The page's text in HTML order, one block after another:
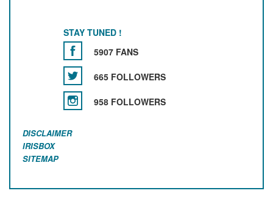
STAY TUNED !
5907 FANS
665 FOLLOWERS
958 FOLLOWERS
DISCLAIMER
IRISBOX
SITEMAP